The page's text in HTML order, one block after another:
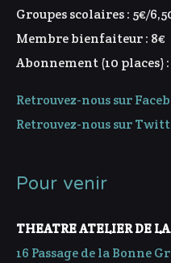
Groupes scolaires : 5€/
Membre bienfaiteur : 8€
Abonnement (10 places) :
Retrouvez-nous sur
Retrouvez-nous sur
Pour venir
THEATRE ATELIER DE
16 Passage de la Bonne